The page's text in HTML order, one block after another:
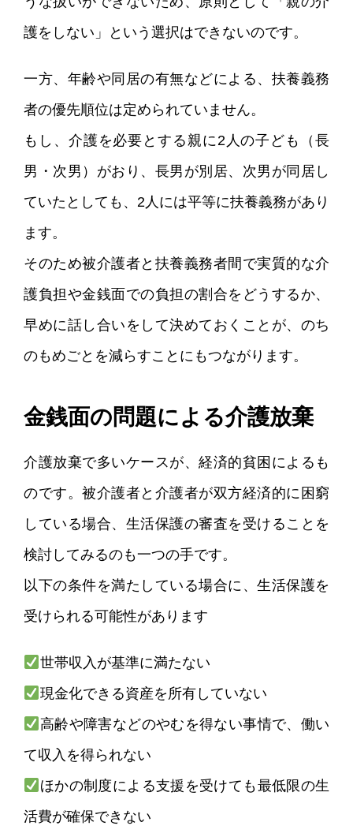
護をしない」という選択はできないのです。
一方、年齢や同居の有無などによる、扶養義務
者の優先順位は定められていません。
もし、介護を必要とする親に2人の子ども（長
男・次男）がおり、長男が別居、次男が同居し
ていたとしても、2人には平等に扶養義務があり
ます。
そのため被介護者と扶養義務者間で実質的な介
護負担や金銭面での負担の割合をどうするか、
早めに話し合いをして決めておくことが、のち
のもめごとを減らすことにもつながります。
金銭面の問題による介護放棄
介護放棄で多いケースが、経済的貧困によるも
のです。被介護者と介護者が双方経済的に困窮
している場合、生活保護の審査を受けることを
検討してみるのも一つの手です。
以下の条件を満たしている場合に、生活保護を
受けられる可能性があります
世帯収入が基準に満たない
現金化できる資産を所有していない
高齢や障害などのやむを得ない事情で、働い
て収入を得られない
ほかの制度による支援を受けても最低限の生
活費が確保できない